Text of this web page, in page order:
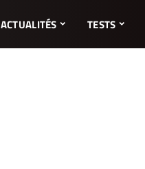
ACTUALITÉS TESTS